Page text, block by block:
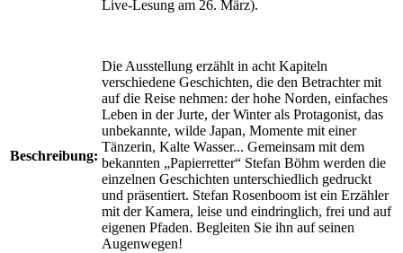
Beschreibung:
Live-Lesung am 26. März).
Die Ausstellung erzählt in acht Kapiteln
verschiedene Geschichten, die den Betrachter mit
auf die Reise nehmen: der hohe Norden, einfaches
Leben in der Jurte, der Winter als Protagonist, das
unbekannte, wilde Japan, Momente mit einer
Tänzerin, Kalte Wasser... Gemeinsam mit dem
bekannten „Papierretter“ Stefan Böhm werden die
einzelnen Geschichten unterschiedlich gedruckt
und präsentiert. Stefan Rosenboom ist ein Erzähler
mit der Kamera, leise und eindringlich, frei und auf
eigenen Pfaden. Begleiten Sie ihn auf seinen
Augenwegen!